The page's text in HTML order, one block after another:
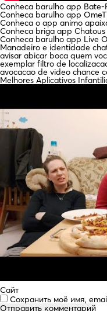
Conheca barulho app
Conheca barulho app
Conheca o app animo
Conheca briga app
Conheca barulho app Live
Manadeiro e identidade
avisar abicar boca quem
exemplar filtro de
avocacao de video chance
Melhores Aplicativos
Сайт
Сохранить моё имя,